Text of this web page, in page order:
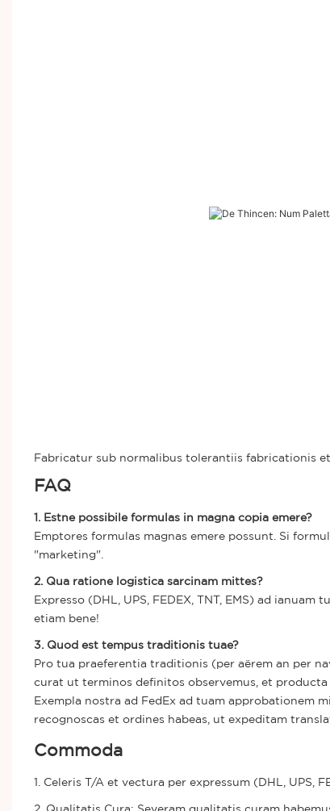
Fabricatur sub normalibus tolerantiis fabricationis
FAQ
1. Estne possibile formulas in magna copia emere?
Emptores formulas magnas emere possunt. Si
"marketing".
2. Qua ratione logistica sarcinam mittes?
Expresso (DHL, UPS, FEDEX, TNT, EMS) ad
etiam bene!
3. Quod est tempus traditionis tuae?
Pro tua praeferentia traditionis (per aërem an per
curat ut terminos definitos observemus, et
Exempla nostra ad FedEx ad tuam approbationem
recognoscas et ordines habeas, ut expeditam
Commoda
1. Celeris T/A et vectura per expressum (DHL, UPS,